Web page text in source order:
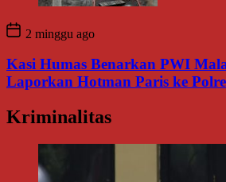
2 minggu ago
Kasi Humas Benarkan PWI
Laporkan Hotman Paris ke
Kriminalitas